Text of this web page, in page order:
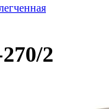
2